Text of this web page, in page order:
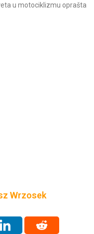
u motociklizmu oprašta
Wrzosek